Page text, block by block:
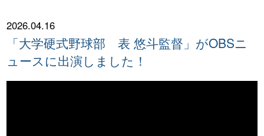
2026.04.16
「大学硬式野球部 表 悠斗監督」がOBSニ
ュースに出演しました！